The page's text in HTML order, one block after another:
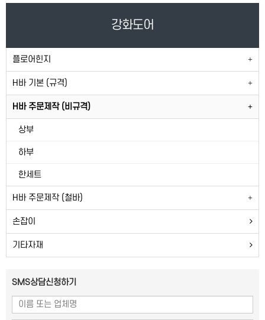
강화도어
플로어힌지
H바 기본 (규격)
H바 주문제작 (비규격)
상부
하부
한세트
H바 주문제작 (철바)
손잡이
기타자재
SMS상담신청하기